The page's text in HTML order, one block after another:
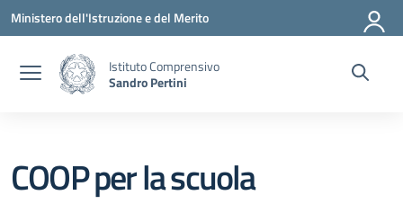
Vai ai contenuti
Vai al menu di navigazione
Vai al footer
Ministero dell'Istruzione e del Merito
Istituto Comprensivo
Sandro Pertini
COOP per la scuola